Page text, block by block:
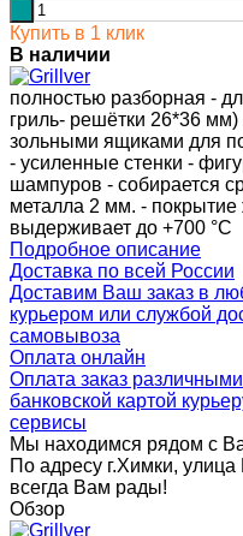
Купить в 1 клик
В наличии
полностью разборная -
гриль- решётки 26*36
зольными ящиками для
- усиленные стенки -
шампуров - собирается
металла 2 мм. - покрытие
выдерживает до +700 °C
Подробное описание
Доставка по всей России
Доставим Ваш заказ в
курьером или службой
самовывоза
Оплата онлайн
Оплата заказ
банковской картой
сервисы
Мы находимся рядом с
По адресу г.Химки,
всегда Вам рады!
Обзор